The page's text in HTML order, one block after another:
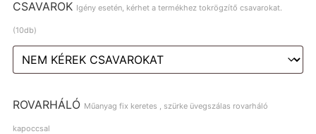
CSAVAROK Igény esetén, kérhet a termékhez tokrögzítő csavarokat.
(10db)
ROVARHÁLÓ Műanyag fix keretes , szürke üvegszálas rovarháló
kapoccsal